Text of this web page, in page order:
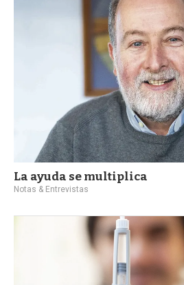
La ayuda se multiplica
Notas & Entrevistas